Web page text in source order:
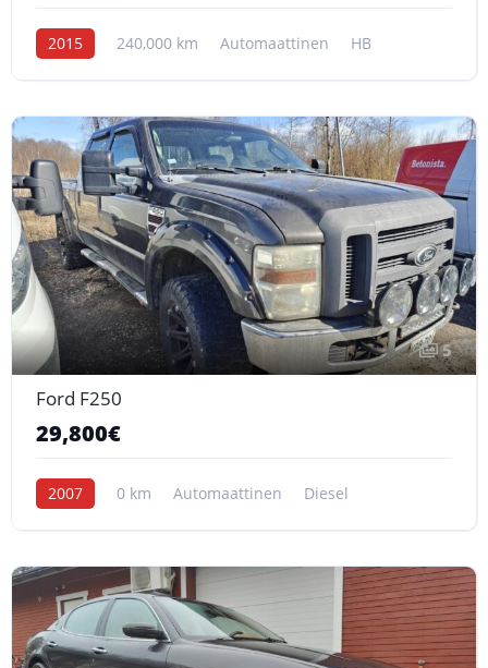
2015 240,000 km Automaattinen HB
5
Ford F250
29,800€
2007 0 km Automaattinen Diesel